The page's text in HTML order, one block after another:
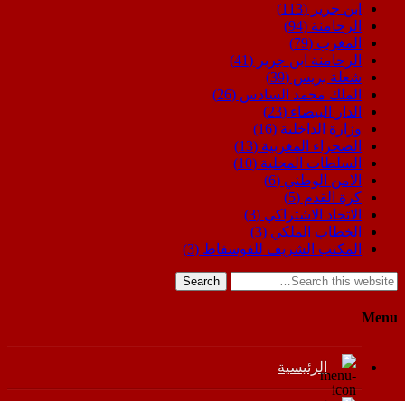
ابن جرير (113)
الرحامنة (94)
المغرب (79)
الرحامنة ابن جرير (41)
شعلة بريس (39)
الملك محمد السادس (26)
الدار البيضاء (23)
وزارة الداخلية (16)
الصحراء المغربية (13)
السلطات المحلية (10)
الامن الوطني (6)
كرة القدم (5)
الاتحاد الاشتراكي (3)
الخطاب الملكي (3)
المكتب الشريف للفوسفاط (3)
Search
Menu
الرئيسية